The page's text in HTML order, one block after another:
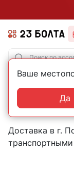
Главная Контакты
Пункты
городе
Доставка в г.
Ваше
Да